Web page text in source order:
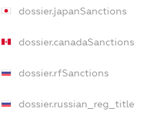
dossier.japanSanctions
dossier.canadaSanctions
dossier.rfSanctions
dossier.russian_reg_title